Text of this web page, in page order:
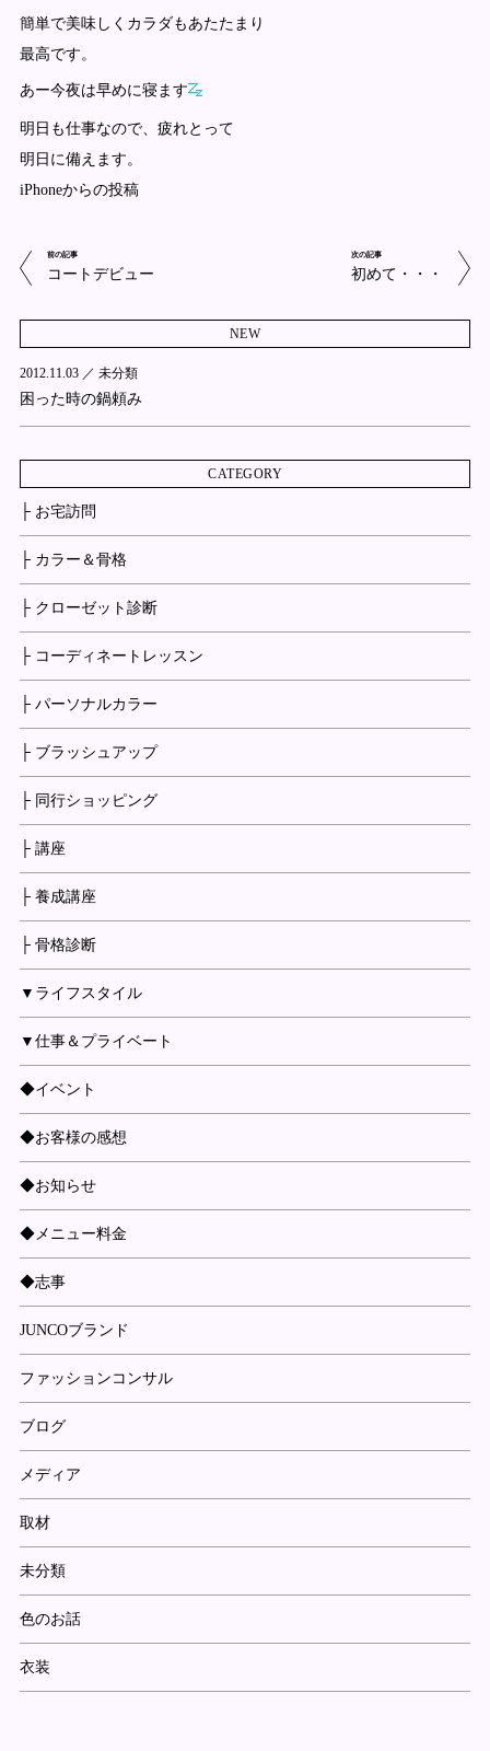
簡単で美味しくカラダもあたたまり
最高です。
あー今夜は早めに寝ます
明日も仕事なので、疲れとって
明日に備えます。
iPhoneからの投稿
前の記事
コートデビュー
次の記事
初めて・・・
NEW
2012.11.03 ／ 未分類
困った時の鍋頼み
CATEGORY
├ お宅訪問
├ カラー＆骨格
├ クローゼット診断
├ コーディネートレッスン
├ パーソナルカラー
├ ブラッシュアップ
├ 同行ショッピング
├ 講座
├ 養成講座
├ 骨格診断
▼ライフスタイル
▼仕事＆プライベート
◆イベント
◆お客様の感想
◆お知らせ
◆メニュー料金
◆志事
JUNCOブランド
ファッションコンサル
ブログ
メディア
取材
未分類
色のお話
衣装